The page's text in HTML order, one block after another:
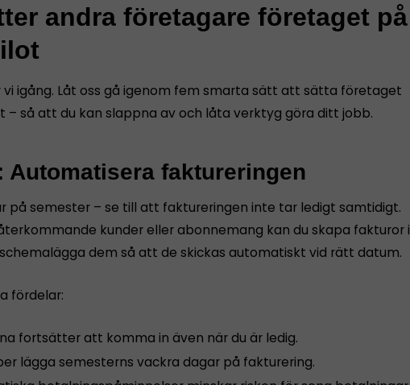
andra företagare företaget på
vi igång. Låt oss gå igenom fem smarta sätt att sätta företaget
– så att du kan slappna av och låta verktyg göra ditt jobb.
Automatisera faktureringen
på semester – se till att faktureringen inte tar ledigt samtidigt.
kunder eller abonnemang kan du skapa fakturor i
dem så att de skickas automatiskt vid rätt datum.
fördelar:
fortsätter att komma in även när du är ledig.
lägga semesterns vackra dagar på fakturering.